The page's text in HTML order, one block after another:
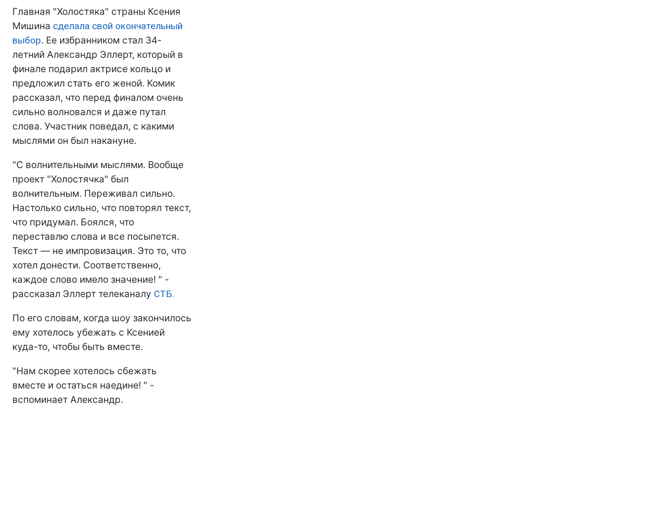
Главная "Холостяка" страны Ксения
Мишина сделала свой окончательный
выбор. Ее избранником стал 34-
летний Александр Эллерт, который в
финале подарил актрисе кольцо и
предложил стать его женой. Комик
рассказал, что перед финалом очень
сильно волновался и даже путал
слова. Участник поведал, с какими
мыслями он был накануне.
"С волнительными мыслями. Вообще
проект "Холостячка" был
волнительным. Переживал сильно.
Настолько сильно, что повторял текст,
что придумал. Боялся, что
переставлю слова и все посыпется.
Текст — не импровизация. Это то, что
хотел донести. Соответственно,
каждое слово имело значение! " -
рассказал Эллерт телеканалу СТБ.
По его словам, когда шоу закончилось
ему хотелось убежать с Ксенией
куда-то, чтобы быть вместе.
"Нам скорее хотелось сбежать
вместе и остаться наедине! " -
вспоминает Александр.